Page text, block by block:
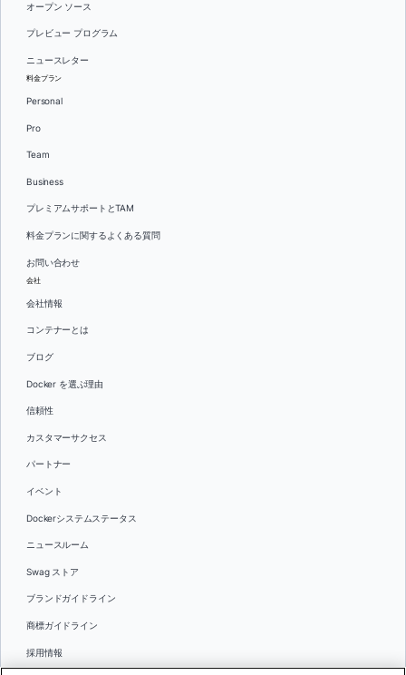
オープン ソース
プレビュー プログラム
ニュースレター
料金プラン
Personal
Pro
Team
Business
プレミアムサポートとTAM
料金プランに関するよくある質問
お問い合わせ
会社
会社情報
コンテナーとは
ブログ
Docker を選ぶ理由
信頼性
カスタマーサクセス
パートナー
イベント
Dockerシステムステータス
ニュースルーム
Swag ストア
ブランドガイドライン
商標ガイドライン
採用情報